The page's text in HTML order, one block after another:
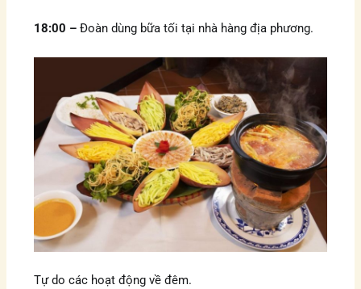
18:00 – Đoàn dùng bữa tối tại nhà hàng địa phương.
Tự do các hoạt động về đêm.